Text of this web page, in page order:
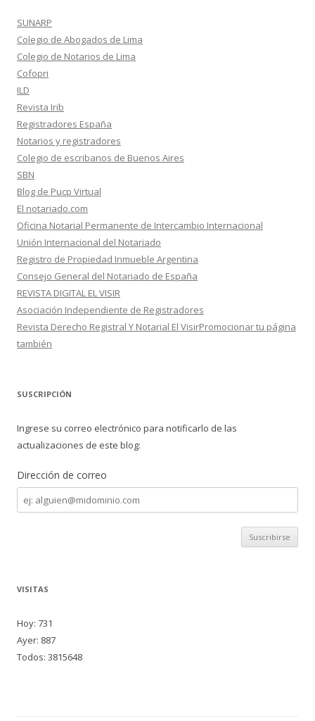
SUNARP
Colegio de Abogados de Lima
Colegio de Notarios de Lima
Cofopri
ILD
Revista Irib
Registradores España
Notarios y registradores
Colegio de escribanos de Buenos Aires
SBN
Blog de Pucp Virtual
El notariado.com
Oficina Notarial Permanente de Intercambio Internacional
Unión Internacional del Notariado
Registro de Propiedad Inmueble Argentina
Consejo General del Notariado de España
REVISTA DIGITAL EL VISIR
Asociación Independiente de Registradores
Revista Derecho Registral Y Notarial El VisirPromocionar tu página
también
SUSCRIPCIÓN
Ingrese su correo electrónico para notificarlo de las
actualizaciones de este blog:
Dirección de correo
Dirección
de
correo
VISITAS
Hoy: 731
Ayer: 887
Todos: 3815648